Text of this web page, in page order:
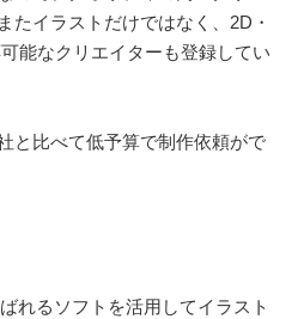
たイラストだけではなく、2D・
能なクリエイターも登録してい
と比べて低予算で制作依頼がで
れるソフトを活用してイラスト